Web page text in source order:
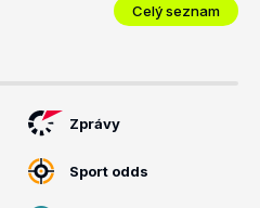
Celý seznam
Zprávy
Sport odds